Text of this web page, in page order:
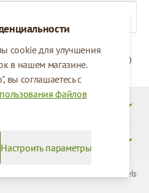
cookie для улучшения
в нашем магазине.
соглашаетесь с
файлов
Настроить параметры
09:00 - 17:00
© 2026 SIA Parcels